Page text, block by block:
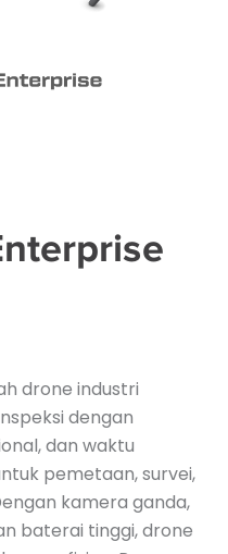
drone industri
dengan
dan waktu
pemetaan, survei,
kamera ganda,
baterai tinggi, drone